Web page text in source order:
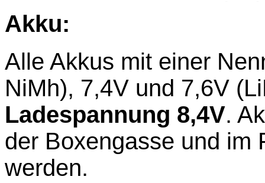
Akku:
Alle Akkus mit einer
NiMh), 7,4V und 7,6V
Ladespannung 8,4V.
der Boxengasse und im
werden.